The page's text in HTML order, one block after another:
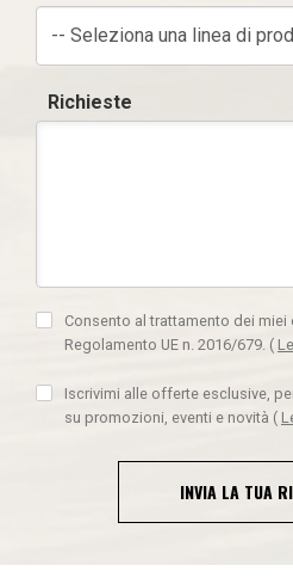
-- Seleziona una linea di
Richieste
Consento al trattamento dei miei
Regolamento UE n. 2016/679. (
Iscrivimi alle offerte esclusive,
su promozioni, eventi e novità (
INVIA LA TUA